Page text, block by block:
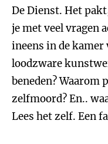
De Dienst. Het
je met veel vragen
ineens in de
loodzware
beneden? Waarom
zelfmoord? En..
Lees het zelf. Een